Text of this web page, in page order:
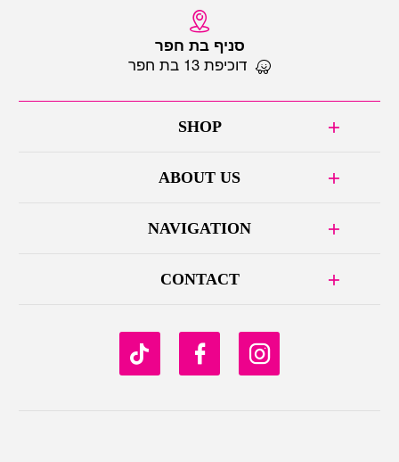
סניף בת חפר
דוכיפת 13 בת חפר
SHOP
ABOUT US
NAVIGATION
CONTACT